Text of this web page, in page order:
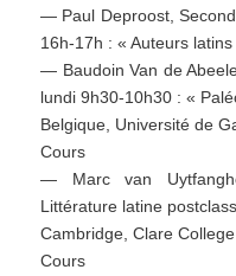
— Paul Deproost,
16h-17h : « Auteurs
— Baudoin Van de
lundi 9h30-10h30 : «
Belgique, Université de
Cours
— Marc van
Littérature latine
Cambridge, Clare College
Cours